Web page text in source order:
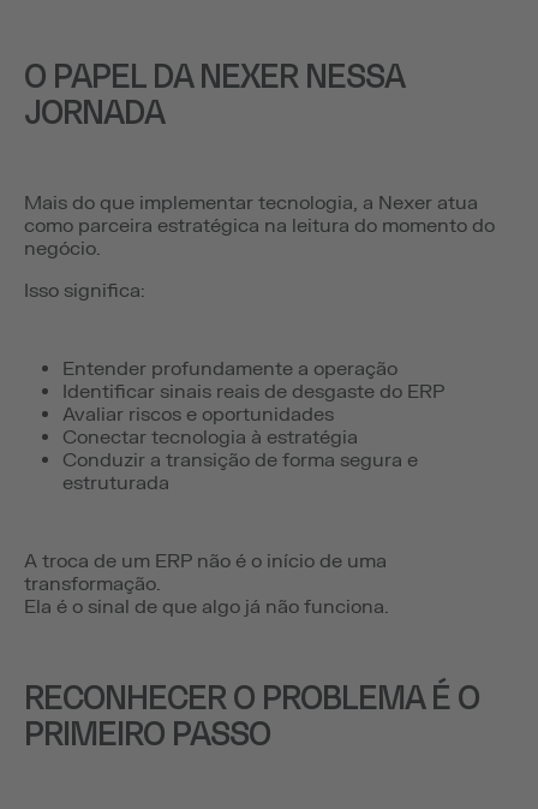
O PAPEL DA NEXER NESSA
JORNADA
Mais do que implementar tecnologia, a Nexer atua
como parceira estratégica na leitura do momento do
negócio.
Isso significa:
Entender profundamente a operação
Identificar sinais reais de desgaste do ERP
Avaliar riscos e oportunidades
Conectar tecnologia à estratégia
Conduzir a transição de forma segura e
estruturada
A troca de um ERP não é o início de uma
transformação.
Ela é o sinal de que algo já não funciona.
RECONHECER O PROBLEMA É O
PRIMEIRO PASSO